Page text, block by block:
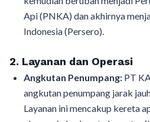
Api (PNKA) dan akhirnya
Indonesia (Persero).
2. Layanan dan Operasi
Angkutan Penumpang: PT
angkutan penumpang jarak
Layanan ini mencakup kereta